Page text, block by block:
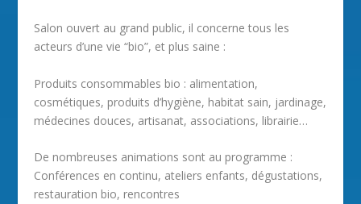
Salon ouvert au grand public, il concerne tous les
acteurs d’une vie “bio”, et plus saine :
Produits consommables bio : alimentation,
cosmétiques, produits d’hygiène, habitat sain, jardinage,
médecines douces, artisanat, associations, librairie…
De nombreuses animations sont au programme :
Conférences en continu, ateliers enfants, dégustations,
restauration bio, rencontres